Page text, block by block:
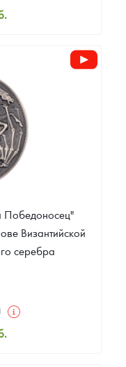
Победоносец"
Византийской
серебра